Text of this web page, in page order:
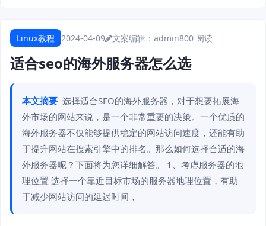
Linux教程 2024-04-09 文案编辑：admin800 阅读
适合seo的海外服务器怎么选
本文摘要 选择适合SEO的海外服务器，对于想要拓展海
外市场的网站来说，是一个非常重要的决策。一个优质的
海外服务器不仅能够提供稳定的网站访问速度，还能有助
于提升网站在搜索引擎中的排名。那么如何选择合适的海
外服务器呢？下面将为您详细解答。 1、考虑服务器的地
理位置 选择一个靠近目标市场的服务器地理位置，有助
于减少网站访问的延迟时间，